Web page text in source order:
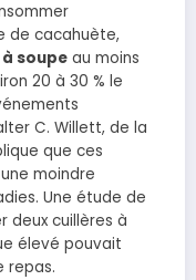
de cacahuète,
soupe au moins
20 à 30 % le
C. Willett, de la
que ces
moindre
Une étude de
deux cuillères à
élevé pouvait
repas.